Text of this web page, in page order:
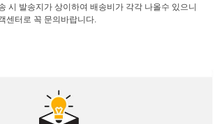
시 발송지가 상이하여 배송비가 각각 나올수 있으니
센터로 꼭 문의바랍니다.